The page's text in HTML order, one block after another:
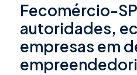
Fecomércio-
autoridades,
empresas em